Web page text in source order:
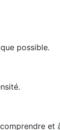
possible.
et